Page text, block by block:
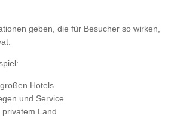
geben, die für Besucher so wirken,
Hotels
und Service
Land